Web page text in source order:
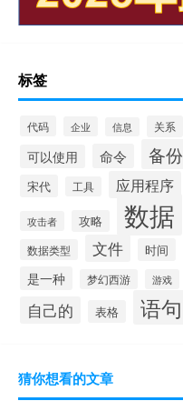
标签
代码 企业 信息 关系
可以使用 命令 备份
宋代 工具 应用程序
攻击者 攻略 数据
数据类型 文件 时间
是一种
梦幻西游 游戏
自己的 表格 语句
猜你想看的文章